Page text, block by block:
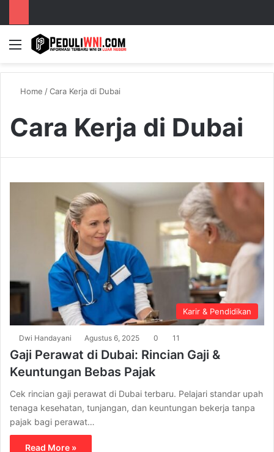
Menu
Home /Cara Kerja di Dubai
Cara Kerja di Dubai
Karir & Pendidikan
Dwi Handayani Agustus 6, 2025 0 11
Gaji Perawat di Dubai: Rincian Gaji &
Keuntungan Bebas Pajak
Cek rincian gaji perawat di Dubai terbaru. Pelajari standar upah
tenaga kesehatan, tunjangan, dan keuntungan bekerja tanpa
pajak bagi perawat…
Read More »